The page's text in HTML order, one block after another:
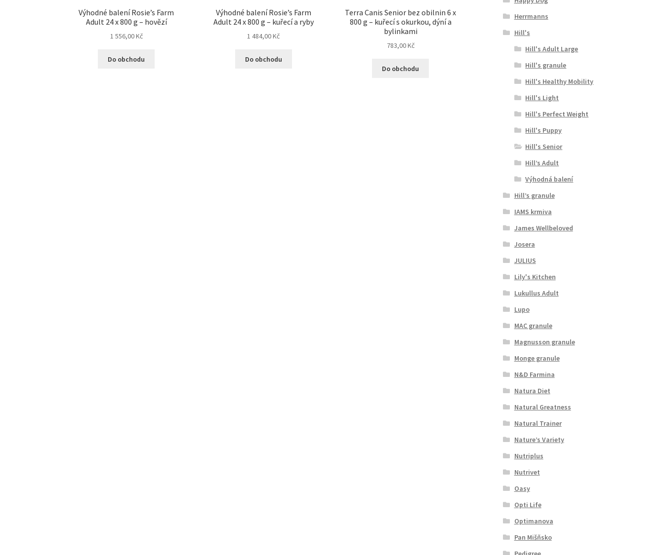
Výhodné balení Rosie’s Farm
Adult 24 x 800 g – hovězí
1 556,00Kč
Do obchodu
Výhodné balení Rosie’s Farm
Adult 24 x 800 g – kuřecí a ryby
1 484,00Kč
Do obchodu
Terra Canis Senior bez obilnin 6 x
800 g – kuřecí s okurkou, dýní a
bylinkami
783,00Kč
Do obchodu
Herrmanns
Hill's
Hill's Adult Large
Hill's granule
Hill's Healthy Mobility
Hill's Light
Hill's Perfect Weight
Hill's Puppy
Hill's Senior
Hill’s Adult
Výhodná balení
Hill’s granule
IAMS krmiva
James Wellbeloved
Josera
JULIUS
Lily's Kitchen
Lukullus Adult
Lupo
MAC granule
Magnusson granule
Monge granule
N&D Farmina
Natura Diet
Natural Greatness
Natural Trainer
Nature’s Variety
Nutriplus
Nutrivet
Oasy
Opti Life
Optimanova
Pan Mišňsko